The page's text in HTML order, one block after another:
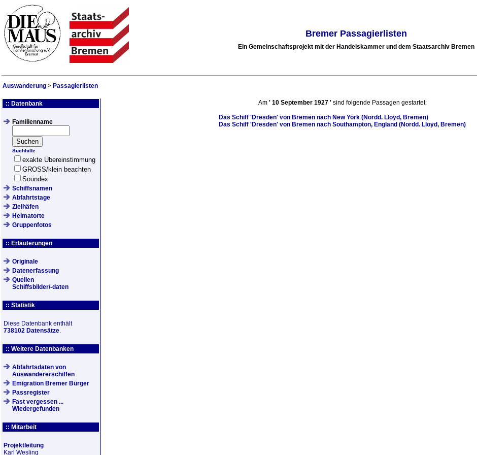
Bremer Passagierlisten
Ein Gemeinschaftsprojekt mit der Handelskammer und dem Staatsarchiv Bremen
Auswanderung > Passagierlisten
:: Datenbank
Familienname
Suchhilfe
exakte Übereinstimmung
GROSS/klein beachten
Soundex
Schiffsnamen
Abfahrtstage
Zielhäfen
Heimatorte
Gruppenfotos
:: Erläuterungen
Originale
Datenerfassung
Quellen
Schiffsbilder/-daten
:: Statistik
Diese Datenbank enthält
738102 Datensätze.
:: Weitere Datenbanken
Abfahrtsdaten von
Auswandererschiffen
Emigration Bremer Bürger
Passregister
Fast vergessen ...
Wiedergefunden
:: Mitarbeit
Projektleitung
Karl Wesling
Am ' 10 September 1927'sind folgende Passagen gestartet:
Das Schiff 'Dresden' von Bremen nach New York (Nordd. Lloyd, Bremen)
Das Schiff 'Dresden' von Bremen nach Southampton, England (Nordd. Lloyd, Bremen)